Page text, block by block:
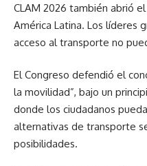
CLAM 2026 también abrió
América Latina. Los líderes
acceso al transporte no
El Congreso defendió el
la movilidad”, bajo un
donde los ciudadanos
alternativas de transporte
posibilidades.